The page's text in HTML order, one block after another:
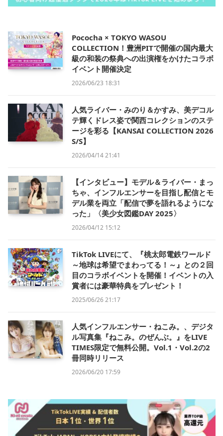
Pococha × TOKYO WASOU
COLLECTION！豊洲PITで開催の国内最大
級の和装の祭典への出演権をかけたコラボ
イベント開催決定
2026/06/23 18:31
人気ライバー・みのり＆かすみ、美デコル
テ輝くドレス姿で関西コレクションのステ
ージを彩る【KANSAI COLLECTION 2026
S/S】
2026/04/14 21:41
【インタビュー】モデル＆ライバー・まっ
ちゃ、インフルエンサーを目指し配信とモ
デル業を両立「配信で夢を語れるようにな
った」〈美少女図鑑DAY 2025〉
2026/04/12 15:12
TikTok LIVEにて、『桃太郎電鉄ワールド
～地球は希望でまわってる！～』との２回
目のコラボイベントを開催！イベントの入
賞者には豪華特典をプレゼント！
2025/06/26 21:17
人気インフルエンサー・ねこみ。、デジタ
ル写真集『ねこみ。のぜんぶ。』をLIVE
TIMES限定で無料公開。Vol.1・Vol.2の2
冊同時リリース
2026/06/20 17:59